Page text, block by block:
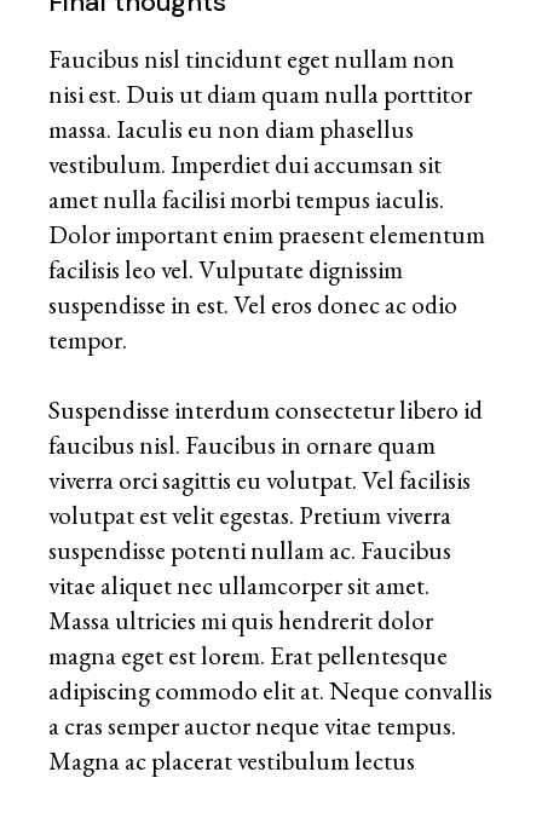
Faucibus nisl tincidunt eget nullam non
nisi est. Duis ut diam quam nulla porttitor
massa. Iaculis eu non diam phasellus
vestibulum. Imperdiet dui accumsan sit
amet nulla facilisi morbi tempus iaculis.
Dolor important enim praesent elementum
facilisis leo vel. Vulputate dignissim
suspendisse in est. Vel eros donec ac odio
tempor.
Suspendisse interdum consectetur libero id
faucibus nisl. Faucibus in ornare quam
viverra orci sagittis eu volutpat. Vel facilisis
volutpat est velit egestas. Pretium viverra
suspendisse potenti nullam ac. Faucibus
vitae aliquet nec ullamcorper sit amet.
Massa ultricies mi quis hendrerit dolor
magna eget est lorem. Erat pellentesque
adipiscing commodo elit at. Neque convallis
a cras semper auctor neque vitae tempus.
Magna ac placerat vestibulum lectus